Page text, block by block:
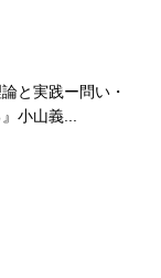
と実践ー問い・
小山義...